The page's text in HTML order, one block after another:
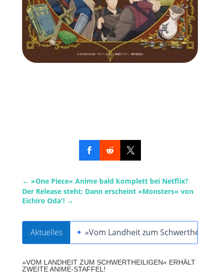
← »One Piece« Anime bald komplett bei Netflix?
Der Release steht: Dann erscheint »Monsters« von
Eichiro Oda'!→
Aktuelles »Vom Landheit zum
»VOM LANDHEIT ZUM SCHWERTHEILIGEN« ERHÄLT
ZWEITE ANIME-STAFFEL!